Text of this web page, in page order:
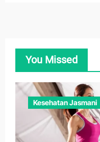
You Missed
Kesehatan Jasmani